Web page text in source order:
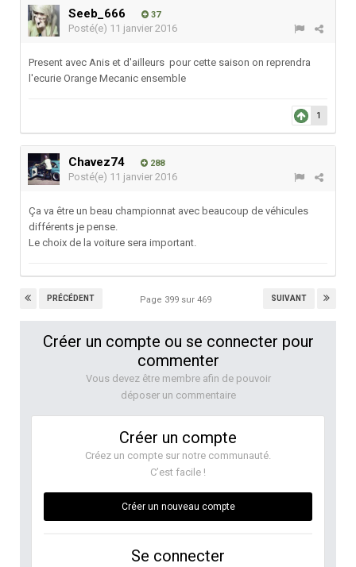
Seeb_666 37
Posté(e) 11 janvier 2016
Present avec Anis et d'ailleurs pour cette saison on reprendra
l'ecurie Orange Mecanic ensemble
1
Chavez74 288
Posté(e) 11 janvier 2016
Ça va être un beau championnat avec beaucoup de véhicules
différents je pense.
Le choix de la voiture sera important.
PRÉCÉDENT SUIVANT
Page 399 sur 469
Créer un compte ou se connecter pour
commenter
Vous devez être membre afin de pouvoir
déposer un commentaire
Créer un compte
Créez un compte sur notre communauté.
C’est facile !
Créer un nouveau compte
Se connecter